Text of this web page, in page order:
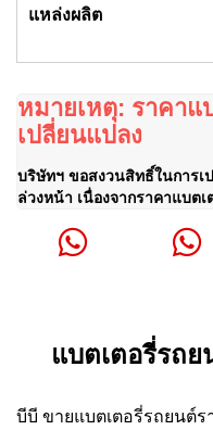
แหล่งผลิต
หมายเหตุ: ราคาแ
เปลี่ยนแปลง
บริษัทฯ ขอสงวนสิทธิ์ในการเ
ล่วงหน้า เนื่องจากราคาแบต
แบตเตอรี่รถ
บีบี ขายแบตเตอรี่รถยนต์